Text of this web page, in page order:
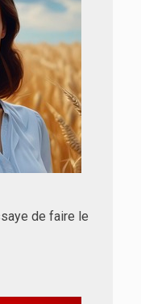
de faire le